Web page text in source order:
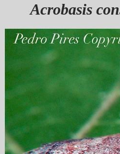
Acrobasis